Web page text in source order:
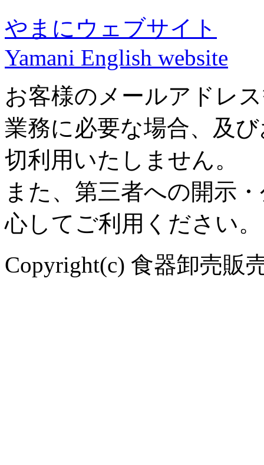
やまにウェブサイト
Yamani English website
お客様のメールアドレ
業務に必要な場合、及
切利用いたしません。
また、第三者への開示
心してご利用ください。
Copyright(c) 食器卸売販